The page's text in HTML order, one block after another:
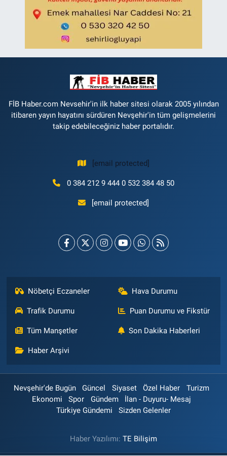
FİB Haber.com Nevsehir'in ilk haber sitesi olarak 2005 yılından
itibaren yayın hayatını sürdüren Nevşehir'in tüm gelişmelerini
takip edebileceğiniz haber portalıdır.
[email protected]
0 384 212 9 444 0 532 384 48 50
[email protected]
Nöbetçi Eczaneler Hava Durumu
Trafik Durumu Puan Durumu ve Fikstür
Tüm Manşetler Son Dakika Haberleri
Haber Arşivi
Nevşehir'de Bugün Güncel Siyaset Özel Haber
Turizm
Ekonomi
Spor Gündem
İlan - Duyuru- Mesaj
Türkiye Gündemi
Sizden Gelenler
Haber Yazılımı: TE Bilişim